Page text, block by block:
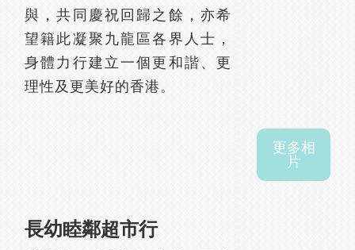
與，共同慶祝回歸之餘，亦希
望籍此凝聚九龍區各界人士，
身體力行建立一個更和諧、更
理性及更美好的香港。
更多相
片
長幼睦鄰超市行